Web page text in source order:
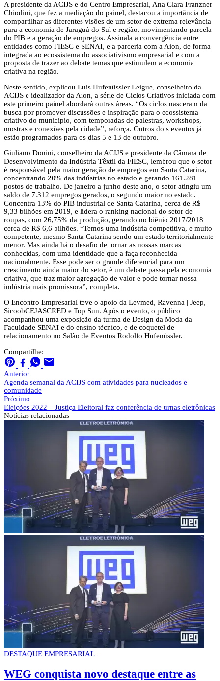
A presidente da ACIJS e do Centro Empresarial, Ana Clara Franzner
Chiodini, que fez a mediação do painel, destacou a importância de
compartilhar as diferentes visões de um setor de extrema relevância
para a economia de Jaraguá do Sul e região, movimentando parcela
do PIB e a geração de empregos. Assinala a convergência entre
entidades como FIESC e SENAI, e a parceria com a Aion, de forma
integrada ao ecossistema do associativismo empresarial e com a
proposta de trazer ao debate temas que estimulem a economia
criativa na região.
Neste sentido, explicou Luis Hufenüssler Leigue, conselheiro da
ACIJS e idealizador da Aion, a série de Ciclos Criativos iniciada com
este primeiro painel abordará outras áreas. “Os ciclos nasceram da
busca por promover discussões e inspiração para o ecossistema
criativo do município, com temporadas de palestras, workshops,
mostras e conexões pela cidade”, reforça. Outros dois eventos já
estão programados para os dias 5 e 13 de outubro.
Giuliano Donini, conselheiro da ACIJS e presidente da Câmara de
Desenvolvimento da Indústria Têxtil da FIESC, lembrou que o setor
é responsável pela maior geração de empregos em Santa Catarina,
concentrando 20% das indústrias no estado e gerando 161.281
postos de trabalho. De janeiro a junho deste ano, o setor atingiu um
saldo de 7.312 empregos gerados, o segundo maior no estado.
Concentra 13% do PIB industrial de Santa Catarina, cerca de R$
9,33 bilhões em 2019, e lidera o ranking nacional do setor de
roupas, com 26,75% da produção, gerando no biênio 2017/2018
cerca de R$ 6,6 bilhões. “Temos uma indústria competitiva, e muito
competente, mesmo Santa Catarina sendo um estado territorialmente
menor. Mas ainda há o desafio de tornar as nossas marcas
conhecidas, com uma identidade que a faça reconhecida
nacionalmente. Esse pode ser o grande diferencial para um
crescimento ainda maior do setor, é um debate passa pela economia
criativa, que traz maior agregação de valor e pode tornar nossa
indústria mais promissora”, completa.
O Encontro Empresarial teve o apoio da Levmed, Ravenna | Jeep,
SicoobCEJASCRED e Top Sun. Após o evento, o público
acompanhou uma exposição da turma de Design da Moda da
Faculdade SENAI e do ensino técnico, e de coquetel de
relacionamento no Salão de Eventos Rodolfo Hufenüssler.
Compartilhe:
Anterior
Agenda semanal da ACIJS com atividades para nucleados e
comunidade
Próximo
Eleições 2022 – Justiça Eleitoral faz conferência de urnas eletrônicas
Notícias relacionadas
DESTAQUE EMPRESARIAL
WEG conquista novo destaque entre as